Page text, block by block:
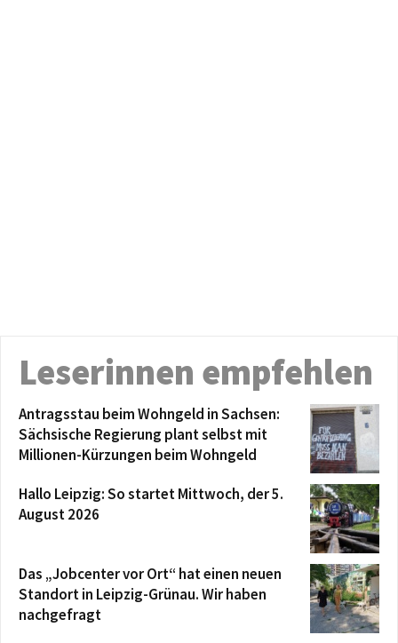
Leserinnen empfehlen
Antragsstau beim Wohngeld in Sachsen:
Sächsische Regierung plant selbst mit
Millionen-Kürzungen beim Wohngeld
Hallo Leipzig: So startet Mittwoch, der 5.
August 2026
Das „Jobcenter vor Ort“ hat einen neuen
Standort in Leipzig-Grünau. Wir haben
nachgefragt